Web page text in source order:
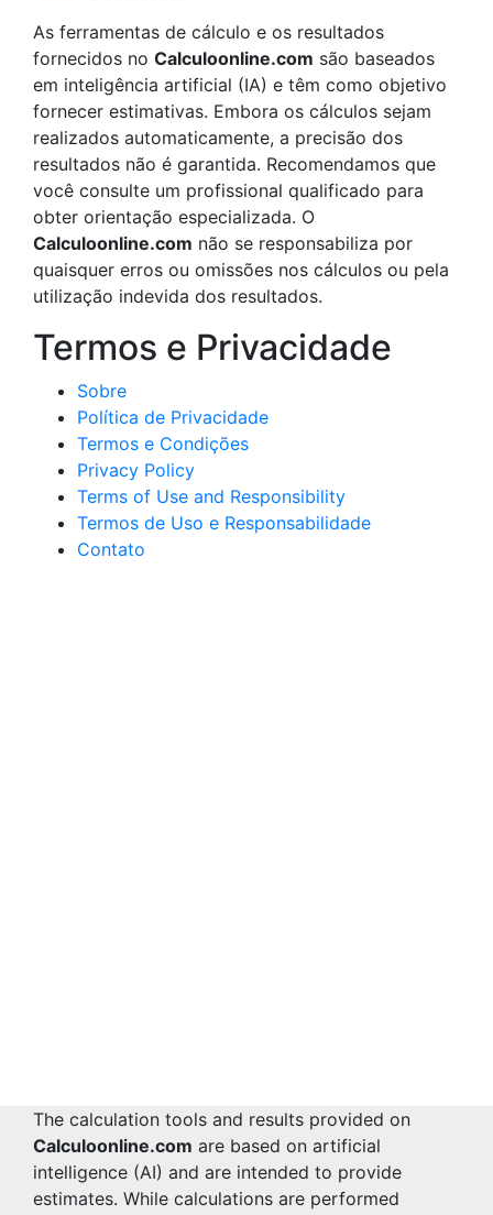
As ferramentas de cálculo e os resultados
fornecidos no Calculoonline.com são baseados
em inteligência artificial (IA) e têm como objetivo
fornecer estimativas. Embora os cálculos sejam
realizados automaticamente, a precisão dos
resultados não é garantida. Recomendamos que
você consulte um profissional qualificado para
obter orientação especializada. O
Calculoonline.com não se responsabiliza por
quaisquer erros ou omissões nos cálculos ou pela
utilização indevida dos resultados.
Termos e Privacidade
Sobre
Política de Privacidade
Termos e Condições
Privacy Policy
Terms of Use and Responsibility
Termos de Uso e Responsabilidade
Contato
The calculation tools and results provided on
Calculoonline.com are based on artificial
intelligence (AI) and are intended to provide
estimates. While calculations are performed